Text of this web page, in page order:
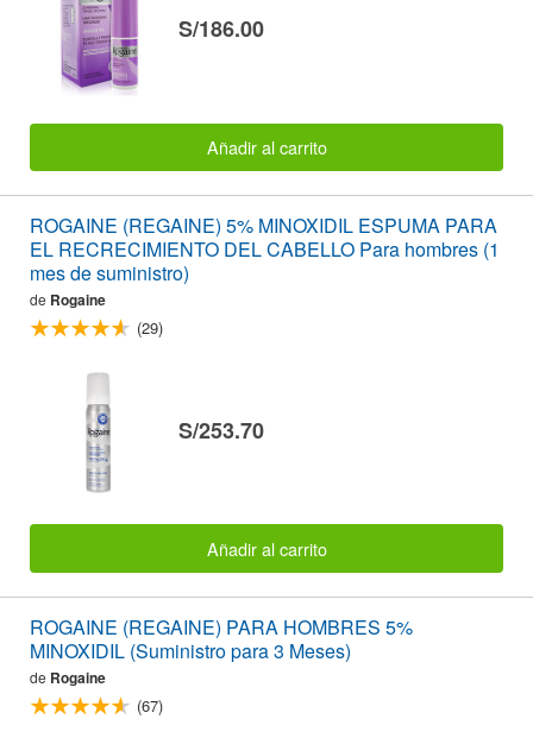
S/186.00
Añadir al carrito
ROGAINE (REGAINE) 5% MINOXIDIL ESPUMA PARA
EL RECRECIMIENTO DEL CABELLO Para hombres (1
mes de suministro)
de Rogaine
(29)
S/253.70
Añadir al carrito
ROGAINE (REGAINE) PARA HOMBRES 5%
MINOXIDIL (Suministro para 3 Meses)
de Rogaine
(67)